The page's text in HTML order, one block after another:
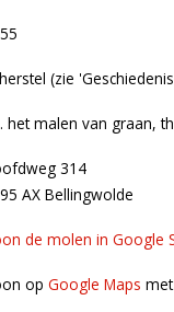
(zie
het malen van graan,
314
AX Bellingwolde
de molen in Google
molens in de buurt
op Google Maps